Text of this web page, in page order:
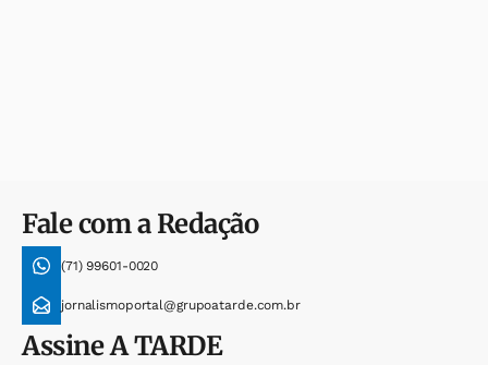
Fale com a Redação
(71) 99601-0020
jornalismoportal@grupoatarde.com.br
AssineA TARDE